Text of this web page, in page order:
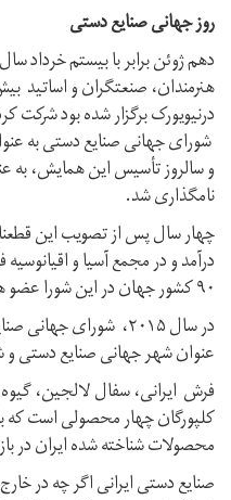
روز جهانی صنایع دستی
درنیویورک برگزار شده بود شرکت
شورای جهانی صنايع دستی به
و سالروز تأسیس این همایش، به
نامگذاری شد.
چهار سال پس از تصویب این
درآمد و در مجمع آسیا و
۹۰ کشور جهان در این شورا عضو هستند و فعالیت می کنند.
در سال ۲۰۱۵، شورای
عنوان شهر جهانی صنایع دستی
فرش ایرانی، سفال لالجین،
کلپورگان چهار محصولی است که
محصولات شناخته شده ایران در
صنایع دستی ایرانی اگر چه در